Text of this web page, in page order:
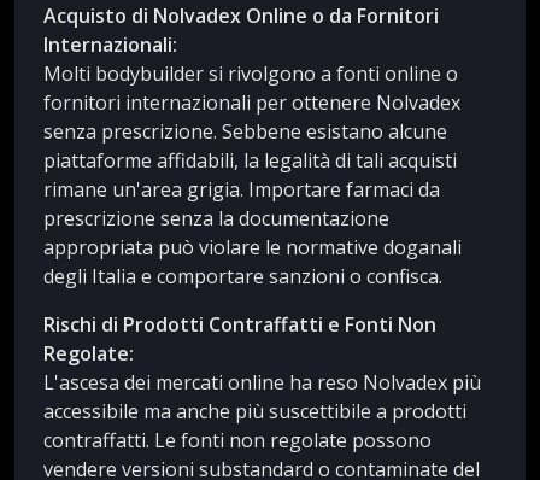
Acquisto di Nolvadex Online o da Fornitori
Internazionali:
Molti bodybuilder si rivolgono a fonti online o
fornitori internazionali per ottenere Nolvadex
senza prescrizione. Sebbene esistano alcune
piattaforme affidabili, la legalità di tali acquisti
rimane un'area grigia. Importare farmaci da
prescrizione senza la documentazione
appropriata può violare le normative doganali
degli Italia e comportare sanzioni o confisca.
Rischi di Prodotti Contraffatti e Fonti Non
Regolate:
L'ascesa dei mercati online ha reso Nolvadex più
accessibile ma anche più suscettibile a prodotti
contraffatti. Le fonti non regolate possono
vendere versioni substandard o contaminate del